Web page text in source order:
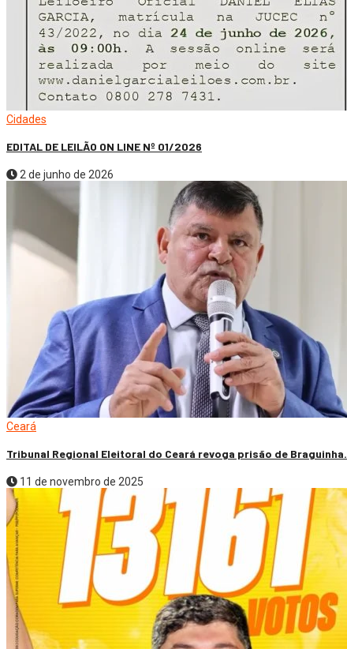
Cidades
EDITAL DE LEILÃO ON LINE Nº 01/2026
2 de junho de 2026
Ceará
Tribunal Regional Eleitoral do Ceará revoga prisão de Braguinha.
11 de novembro de 2025